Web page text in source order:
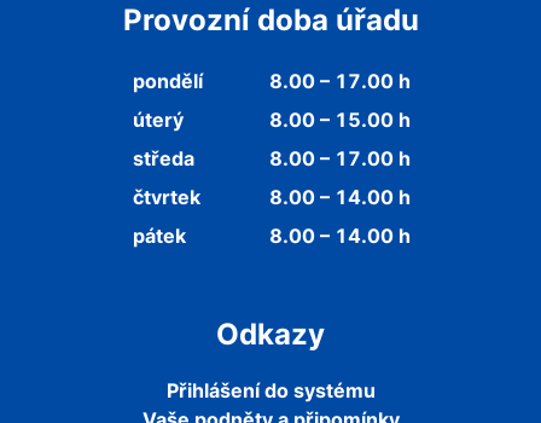
Provozní doba úřadu
pondělí
8.00 – 17.00 h
úterý
8.00 – 15.00 h
středa
8.00 – 17.00 h
čtvrtek
8.00 – 14.00 h
pátek
8.00 – 14.00 h
Odkazy
Přihlášení do systému